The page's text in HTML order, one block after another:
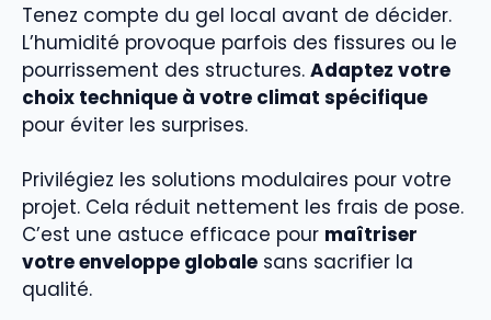
Tenez compte du gel local avant de décider.
L’humidité provoque parfois des fissures ou le
pourrissement des structures. Adaptez votre
choix technique à votre climat spécifique
pour éviter les surprises.
Privilégiez les solutions modulaires pour votre
projet. Cela réduit nettement les frais de pose.
C’est une astuce efficace pour maîtriser
votre enveloppe globale sans sacrifier la
qualité.